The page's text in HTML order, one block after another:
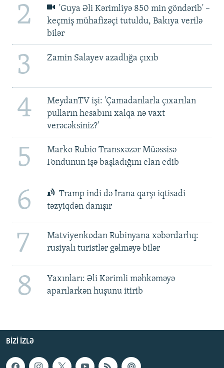
2
'Guya Əli Kərimliyə 850 min göndərib' –
keçmiş mühafizəçi tutuldu, Bakıya verilə
bilər
3 Zamin Salayev azadlığa çıxıb
4
MeydanTV işi: 'Çamadanlarla çıxarılan
pulların hesabını xalqa nə vaxt
verəcəksiniz?'
5
Marko Rubio Transxəzər Müəssisə
Fondunun işə başladığını elan edib
6
Tramp indi də İrana qarşı iqtisadi
təzyiqdən danışır
7
Matviyenkodan Rubinyana xəbərdarlıq:
rusiyalı turistlər gəlməyə bilər
8
Yaxınları: Əli Kərimli məhkəməyə
aparılarkən huşunu itirib
BIZI IZLƏ